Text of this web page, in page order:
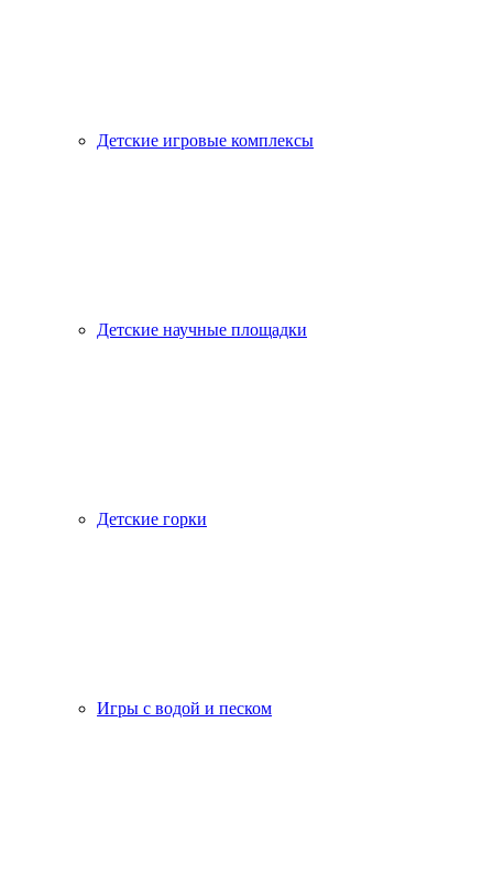
Детские игровые комплексы
Детские научные площадки
Детские горки
Игры с водой и песком